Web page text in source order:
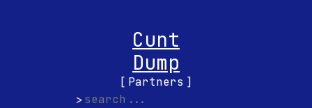
Cunt
Dump
Partners
>